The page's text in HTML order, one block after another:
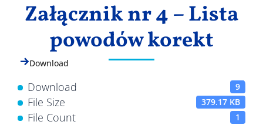
Załącznik nr 4 – Lista
powodów korekt
Download
Download 9
File Size 379.17 KB
File Count 1